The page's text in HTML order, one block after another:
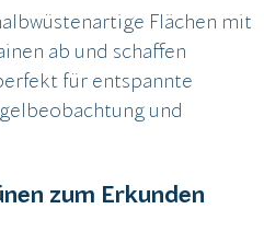
Flächen mit
ab und schaffen
für entspannte
und
zum Erkunden